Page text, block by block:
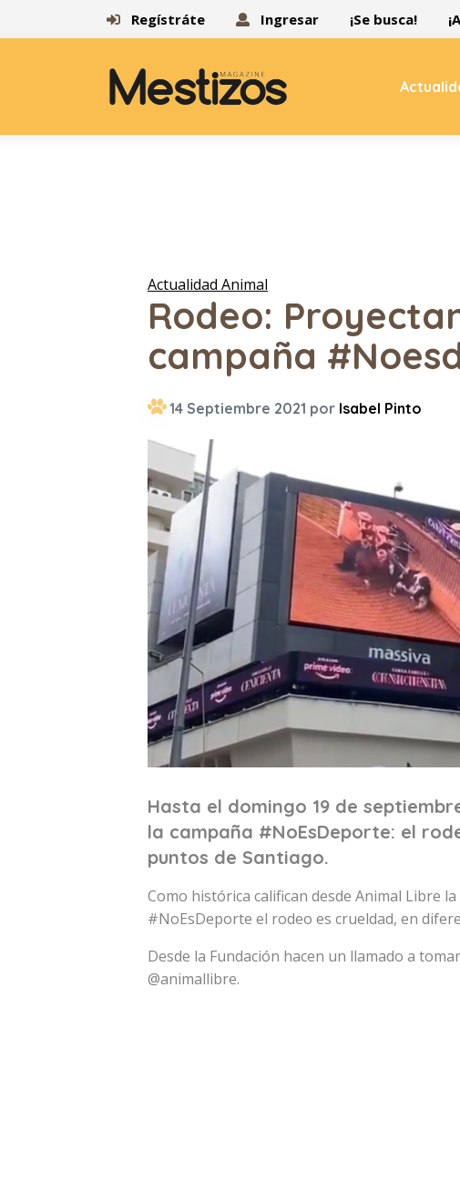
Regístráte Ingresar ¡Se busca!
Actualidad Animal
Rodeo:
campaña
14 Septiembre 2021 por Isabel Pinto
Hasta el domingo 19 de
la campaña #NoEsDeporte: el
puntos de Santiago.
Como histórica califican desde Animal Libre
#NoEsDeporte el rodeo es crueldad, en
Desde la Fundación hacen un llamado a
@animallibre.